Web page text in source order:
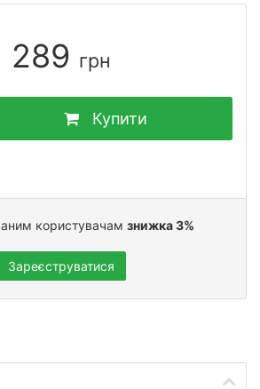
289 грн
Купити
користувачам знижка 3%
Зареєструватися